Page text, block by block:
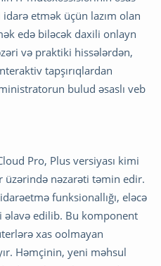
etmək üçün lazım olan
edə biləcək daxili onlayn
və praktiki hissələrdən,
tapşırıqlardan
bulud əsaslı veb
Pro, Plus versiyası kimi
üzərində nəzarəti təmin edir.
funksionallığı, eləcə
əlavə edilib. Bu komponent
xas oolmayan
Həmçinin, yeni məhsul